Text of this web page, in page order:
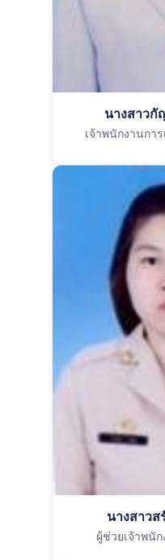
นางสาว
เจ้าพนักงานกา
นางสาว
ผู้ช่วยเจ้าพนั